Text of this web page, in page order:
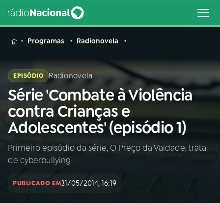
MENU
Buscar
na
Rádio
Nacional
Buscar
AO VIVO
INÍCIO
Programas Radionovela
EPISÓDIO Radionovela
Série 'Combate à Violência
contra Crianças e
Adolescentes' (episódio 1)
Primeiro episódio da série, O Preço da Vaidade, trata
de cyberbullying
PUBLICADO EM31/05/2014, 16:19